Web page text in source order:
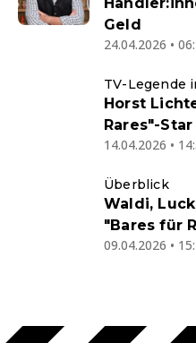
Geld
24.04.2026 •
TV-Legende
Horst
Rares"-
14.04.2026 •
Überblick
Waldi,
"Bares für
09.04.2026 •